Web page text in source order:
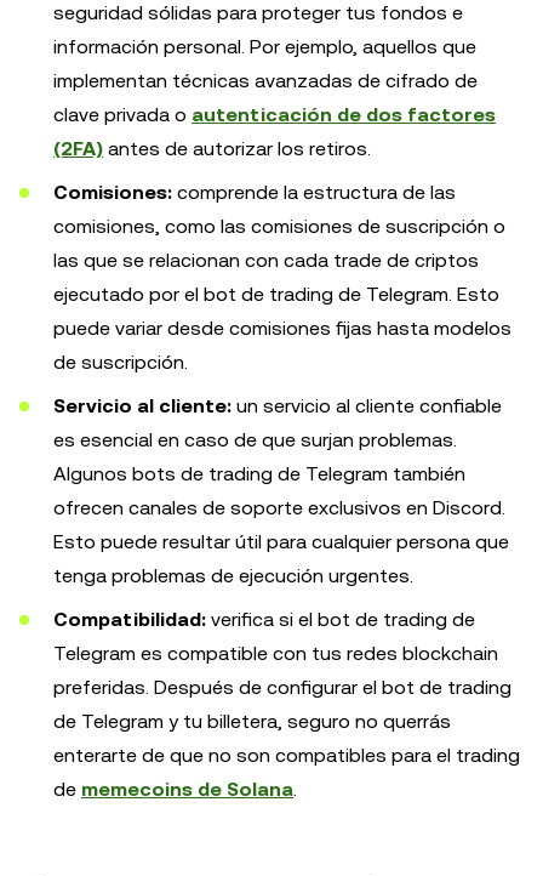
seguridad sólidas para proteger tus fondos e
información personal. Por ejemplo, aquellos que
implementan técnicas avanzadas de cifrado de
clave privada o autenticación de dos factores
(2FA) antes de autorizar los retiros.
Comisiones: comprende la estructura de las
comisiones, como las comisiones de suscripción o
las que se relacionan con cada trade de criptos
ejecutado por el bot de trading de Telegram. Esto
puede variar desde comisiones fijas hasta modelos
de suscripción.
Servicio al cliente: un servicio al cliente confiable
es esencial en caso de que surjan problemas.
Algunos bots de trading de Telegram también
ofrecen canales de soporte exclusivos en Discord.
Esto puede resultar útil para cualquier persona que
tenga problemas de ejecución urgentes.
Compatibilidad: verifica si el bot de trading de
Telegram es compatible con tus redes blockchain
preferidas. Después de configurar el bot de trading
de Telegram y tu billetera, seguro no querrás
enterarte de que no son compatibles para el trading
de memecoins de Solana.